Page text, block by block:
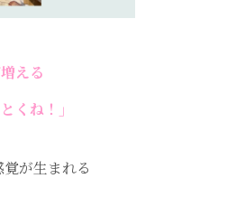
える
くね！」
覚が生まれる